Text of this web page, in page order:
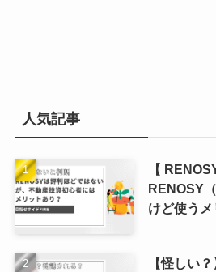
人気記事
【
RENOSY
けど使うメ
【怪しい